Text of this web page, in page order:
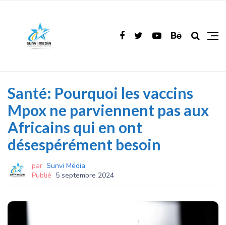
Santé: Pourquoi les vaccins
Mpox ne parviennent pas aux
Africains qui en ont
désespérément besoin
par Sunvi Média
Publié 5 septembre 2024